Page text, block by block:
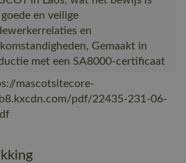
en veilige
en
Gemaakt in
met een SA8000-certificaat
mascotsitecore-
pdf/22435-231-06-